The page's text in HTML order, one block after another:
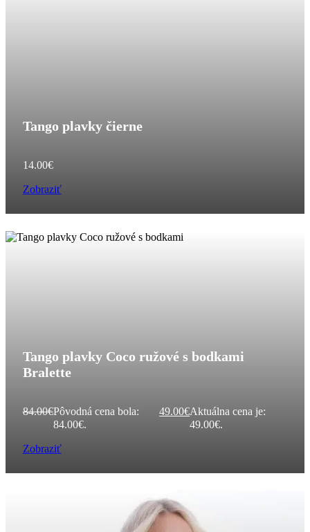
Tango plavky čierne
14.00€
Zobraziť
Tango plavky Coco ružové s bodkami
Bralette
84.00€Pôvodná cena bola:
84.00€.
49.00€Aktuálna cena je:
49.00€.
Zobraziť